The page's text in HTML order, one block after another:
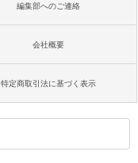
編集部へのご連絡
会社概要
特定商取引法に基づく表示